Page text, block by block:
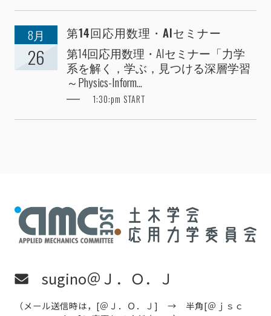
8月
26
第14回応用数理・AIセミナー
第14回応用数理・AIセミナー「力学
系を解く，学ぶ，見つける深層学習
～Physics-Inform...
1:30:pm START
sugino＠Ｊ．Ｏ．Ｊ
（メール送信時は，[＠Ｊ．Ｏ．Ｊ] → 半角[＠ｊｓｃ